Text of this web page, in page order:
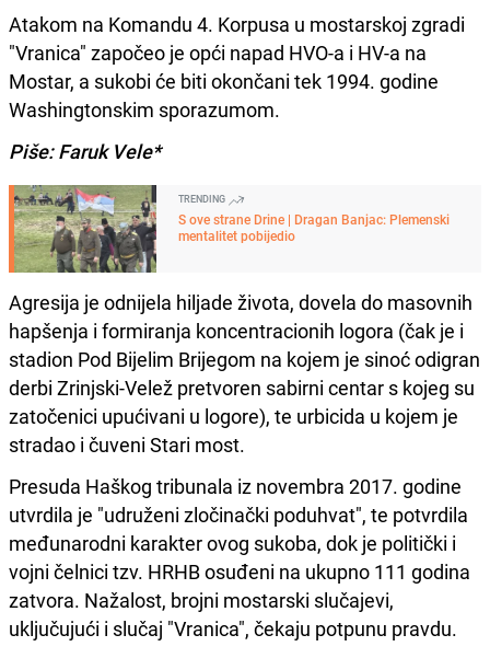
Atakom na Komandu 4. Korpusa u mostarskoj zgradi
"Vranica" započeo je opći napad HVO-a i HV-a na
Mostar, a sukobi će biti okončani tek 1994. godine
Washingtonskim sporazumom.
Piše: Faruk Vele*
TRENDING
S ove strane Drine | Dragan Banjac: Plemenski
mentalitet pobijedio
Agresija je odnijela hiljade života, dovela do masovnih
hapšenja i formiranja koncentracionih logora (čak je i
stadion Pod Bijelim Brijegom na kojem je sinoć odigran
derbi Zrinjski-Velež pretvoren sabirni centar s kojeg su
zatočenici upućivani u logore), te urbicida u kojem je
stradao i čuveni Stari most.
Presuda Haškog tribunala iz novembra 2017. godine
utvrdila je "udruženi zločinački poduhvat", te potvrdila
međunarodni karakter ovog sukoba, dok je politički i
vojni čelnici tzv. HRHB osuđeni na ukupno 111 godina
zatvora. Nažalost, brojni mostarski slučajevi,
uključujući i slučaj "Vranica", čekaju potpunu pravdu.